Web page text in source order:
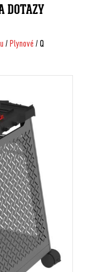
DOTAZY
/ Plynové / Q